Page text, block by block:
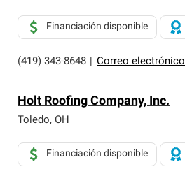
(419) 343-8648 Correo electrónico
Financiación disponible
Holt Roofing Company, Inc.
Toledo, OH
Financiación disponible